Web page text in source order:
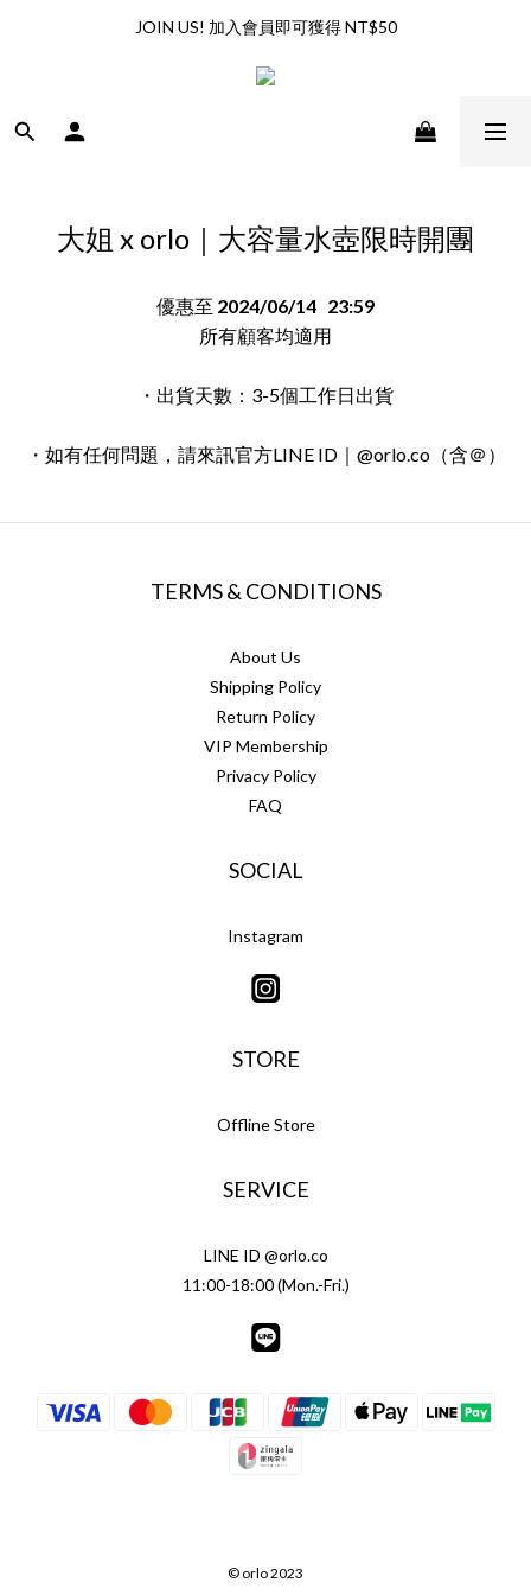
全館滿兩千享免運優惠（限台灣地區）
JOIN US! 加入會員即可獲得 NT$50
全館滿兩千享免運優惠（限台灣地區）
大姐 x orlo｜大容量水壺限時開團
優惠至 2024/06/14 23:59
所有顧客均適用
・出貨天數：3-5個工作日出貨
・如有任何問題，請來訊官方LINE ID｜@orlo.co（含＠）
TERMS & CONDITIONS
About Us
Shipping Policy
Return Policy
VIP Membership
Privacy Policy
FAQ
SOCIAL
Instagram
STORE
Offline Store
SERVICE
LINE ID @orlo.co
11:00-18:00 (Mon.-Fri.)
© orlo 2023